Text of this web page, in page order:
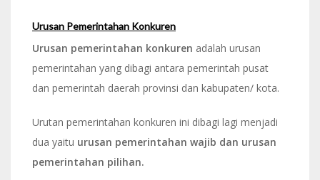
Urusan Pemerintahan Konkuren
Urusan pemerintahan konkuren adalah urusan
pemerintahan yang dibagi antara pemerintah pusat
dan pemerintah daerah provinsi dan kabupaten/ kota.
Urutan pemerintahan konkuren ini dibagi lagi menjadi
dua yaitu urusan pemerintahan wajib dan urusan
pemerintahan pilihan.